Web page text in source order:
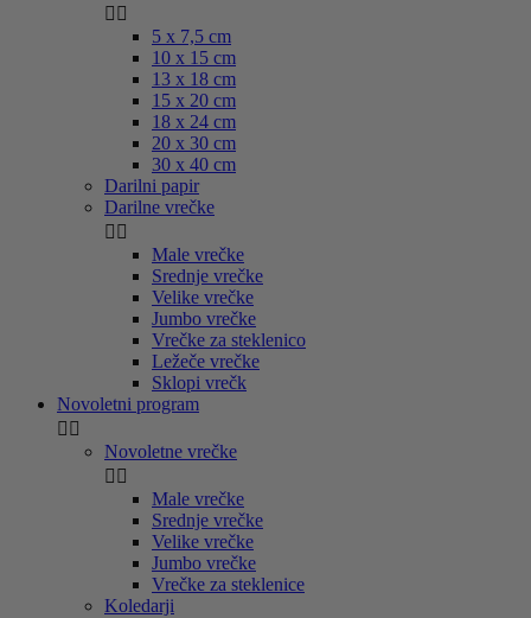
 
5 x 7,5 cm
10 x 15 cm
13 x 18 cm
15 x 20 cm
18 x 24 cm
20 x 30 cm
30 x 40 cm
Darilni papir
Darilne vrečke
 
Male vrečke
Srednje vrečke
Velike vrečke
Jumbo vrečke
Vrečke za steklenico
Ležeče vrečke
Sklopi vrečk
Novoletni program
 
Novoletne vrečke
 
Male vrečke
Srednje vrečke
Velike vrečke
Jumbo vrečke
Vrečke za steklenice
Koledarji